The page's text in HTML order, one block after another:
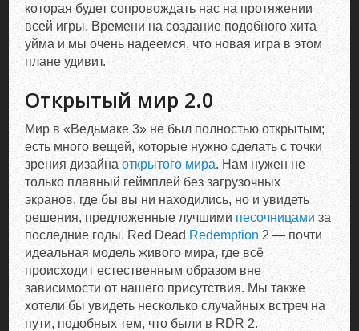
которая будет сопровождать нас на протяжении
всей игры. Времени на создание подобного хита
уйма и мы очень надеемся, что новая игра в этом
плане удивит.
Открытый мир 2.0
Мир в «Ведьмаке 3» не был полностью открытым;
есть много вещей, которые нужно сделать с точки
зрения дизайнаоткрытого мира. Нам нужен не
только плавный геймплей без загрузочных
экранов, где бы вы ни находились, но и увидеть
решения, предложенные лучшимипесочницамиза
последние годы. Red Dead Redemption2 — почти
идеальная модель живого мира, где всё
происходит естественным образом вне
зависимости от нашего присутствия. Мы также
хотели бы увидеть несколько случайных встреч на
пути, подобных тем, что были в RDR 2.